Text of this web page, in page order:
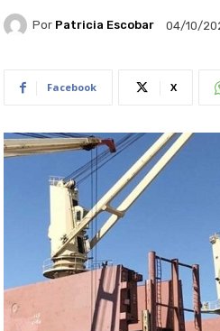
Por Patricia Escobar 04/10/
Facebook X